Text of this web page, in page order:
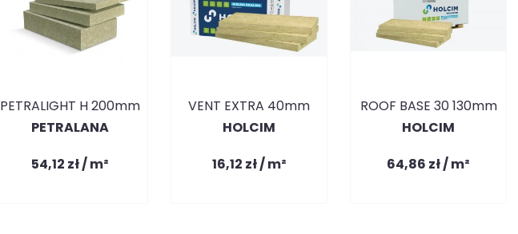
PETRALIGHT H 200mm
PETRALANA
54,12 zł / m²
VENT EXTRA 40mm
HOLCIM
16,12 zł / m²
ROOF BASE 30 130mm
HOLCIM
64,86 zł / m²